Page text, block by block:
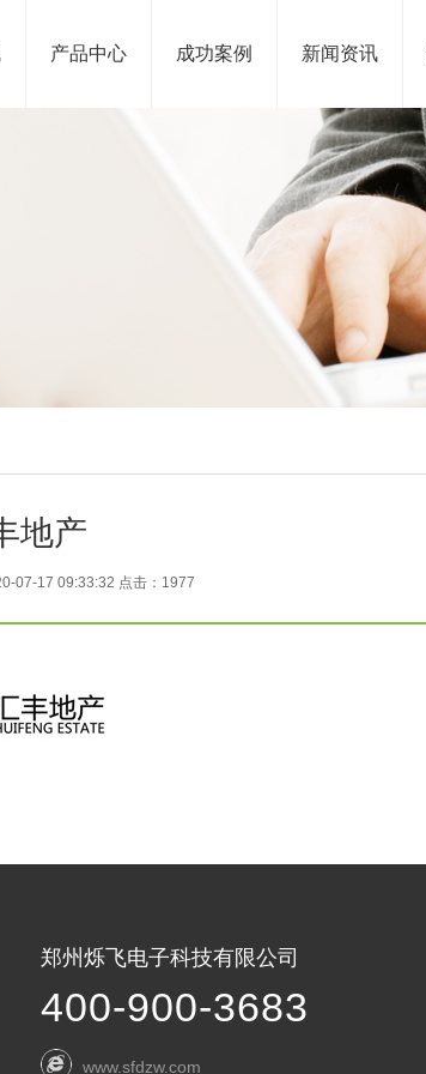
产品中心 成功案例 新闻资讯
地产
07-17 09:33:32 点击：1977
郑州烁飞电子科技有限公司
400-900-3683
www.sfdzw.com